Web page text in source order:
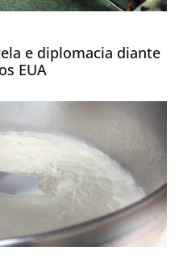
e diplomacia diante
EUA